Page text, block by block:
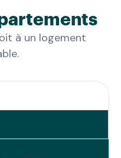
région. Connecté
vous ouvre les
cathédrale. C'est
vie citoyenne
à un logement